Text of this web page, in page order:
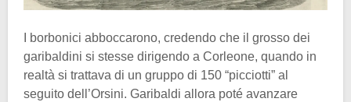
I borbonici abboccarono, credendo che il grosso dei
garibaldini si stesse dirigendo a Corleone, quando in
realtà si trattava di un gruppo di 150 “picciotti” al
seguito dell’Orsini. Garibaldi allora poté avanzare